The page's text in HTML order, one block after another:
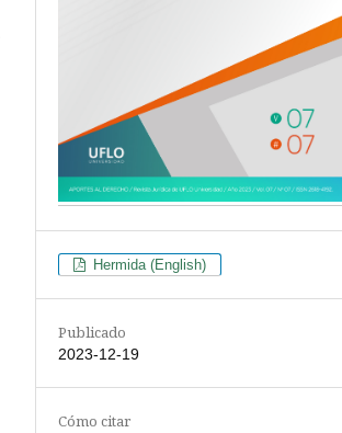
Hermida (English)
Publicado
2023-12-19
Cómo citar